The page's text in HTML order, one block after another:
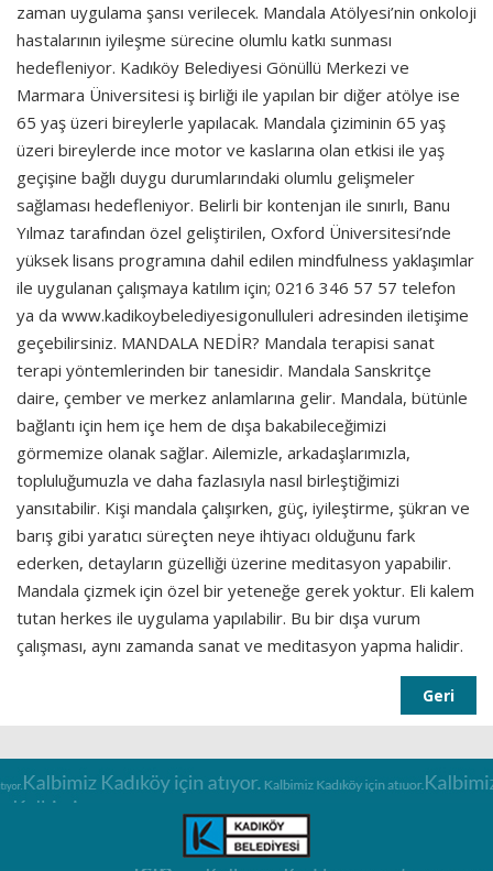
zaman uygulama şansı verilecek. Mandala Atölyesi’nin onkoloji
hastalarının iyileşme sürecine olumlu katkı sunması
hedefleniyor. Kadıköy Belediyesi Gönüllü Merkezi ve
Marmara Üniversitesi iş birliği ile yapılan bir diğer atölye ise
65 yaş üzeri bireylerle yapılacak. Mandala çiziminin 65 yaş
üzeri bireylerde ince motor ve kaslarına olan etkisi ile yaş
geçişine bağlı duygu durumlarındaki olumlu gelişmeler
sağlaması hedefleniyor. Belirli bir kontenjan ile sınırlı, Banu
Yılmaz tarafından özel geliştirilen, Oxford Üniversitesi’nde
yüksek lisans programına dahil edilen mindfulness yaklaşımlar
ile uygulanan çalışmaya katılım için; 0216 346 57 57 telefon
ya da www.kadikoybelediyesigonulluleri adresinden iletişime
geçebilirsiniz. MANDALA NEDİR? Mandala terapisi sanat
terapi yöntemlerinden bir tanesidir. Mandala Sanskritçe
daire, çember ve merkez anlamlarına gelir. Mandala, bütünle
bağlantı için hem içe hem de dışa bakabileceğimizi
görmemize olanak sağlar. Ailemizle, arkadaşlarımızla,
topluluğumuzla ve daha fazlasıyla nasıl birleştiğimizi
yansıtabilir. Kişi mandala çalışırken, güç, iyileştirme, şükran ve
barış gibi yaratıcı süreçten neye ihtiyacı olduğunu fark
ederken, detayların güzelliği üzerine meditasyon yapabilir.
Mandala çizmek için özel bir yeteneğe gerek yoktur. Eli kalem
tutan herkes ile uygulama yapılabilir. Bu bir dışa vurum
çalışması, aynı zamanda sanat ve meditasyon yapma halidir.
Geri